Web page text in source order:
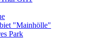
"Mainhölle"
Park